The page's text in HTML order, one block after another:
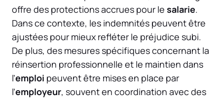
offre des protections accrues pour le salarie.
Dans ce contexte, les indemnités peuvent être
ajustées pour mieux refléter le préjudice subi.
De plus, des mesures spécifiques concernant la
réinsertion professionnelle et le maintien dans
l’emploi peuvent être mises en place par
l’employeur, souvent en coordination avec des